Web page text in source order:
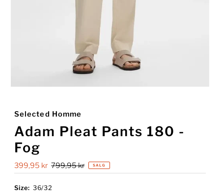
Selected Homme
Adam Pleat Pants 180 -
Fog
Salgspris
399,95 kr Ordinær
pris
799,95 kr SALG
Size: 36/32